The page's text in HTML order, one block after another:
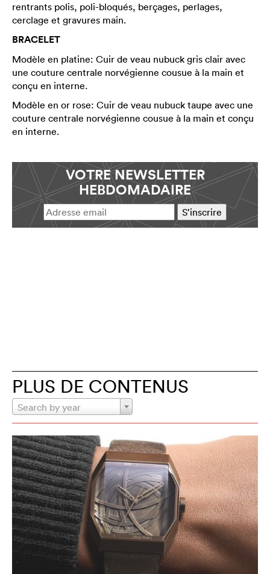
rentrants polis, poli-bloqués, berçages, perlages,
cerclage et gravures main.
BRACELET
Modèle en platine: Cuir de veau nubuck gris clair avec
une couture centrale norvégienne cousue à la main et
conçu en interne.
Modèle en or rose: Cuir de veau nubuck taupe avec une
couture centrale norvégienne cousue à la main et conçu
en interne.
VOTRE NEWSLETTER
HEBDOMADAIRE
PLUS DE CONTENUS
Search by year